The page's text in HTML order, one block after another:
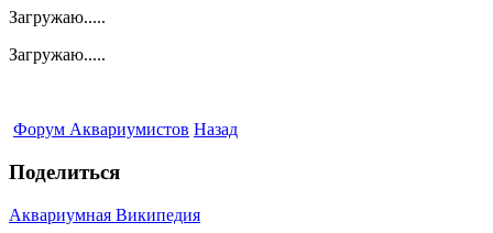
Загружаю.....
Загружаю.....
Форум Аквариумистов Назад
Поделиться
Аквариумная Википедия